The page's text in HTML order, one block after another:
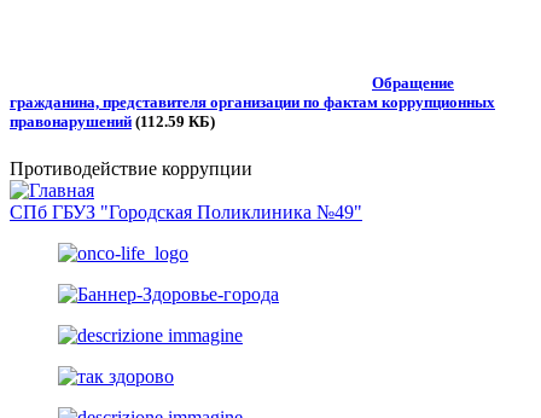
Обращение
гражданина, представителя организации по фактам коррупционных
правонарушений (112.59 КБ)
Противодействие коррупции
СПб ГБУЗ "Городская Поликлиника №49"